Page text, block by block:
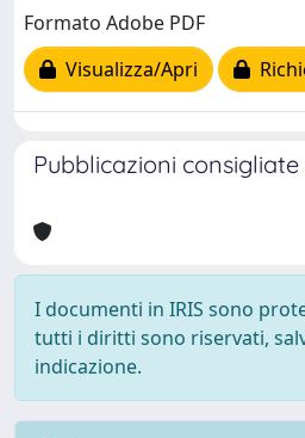
Formato Adobe PDF
Visualizza/Apri
Pubblicazioni consigliate
I documenti in IRIS sono
tutti i diritti sono riservati,
indicazione.